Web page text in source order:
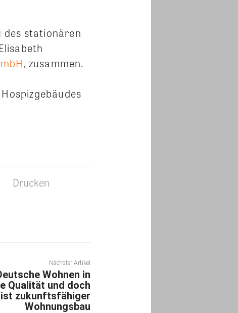
des stationären
, zusammen.
Drucken
Nächster Artikel
Wohnen in
Qualität und doch
ist zukunftsfähiger
Wohnungsbau